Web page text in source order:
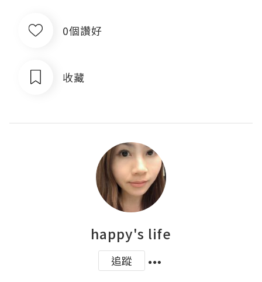
0個讚好
收藏
happy's life
追蹤